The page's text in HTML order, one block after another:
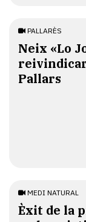
PALLARÈS
​Neix «Lo
Pallars
MEDI NATURAL
Èxit de la